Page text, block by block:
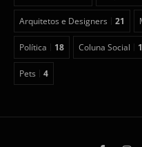
Arquitetos e Designers 21
Política 18 Coluna Social
Pets 4